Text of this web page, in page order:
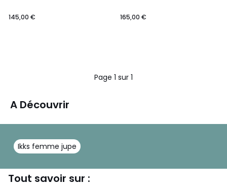
145,00 € 165,00 €
Page 1 sur 1
A Découvrir
Ikks femme jupe
Tout savoir sur :